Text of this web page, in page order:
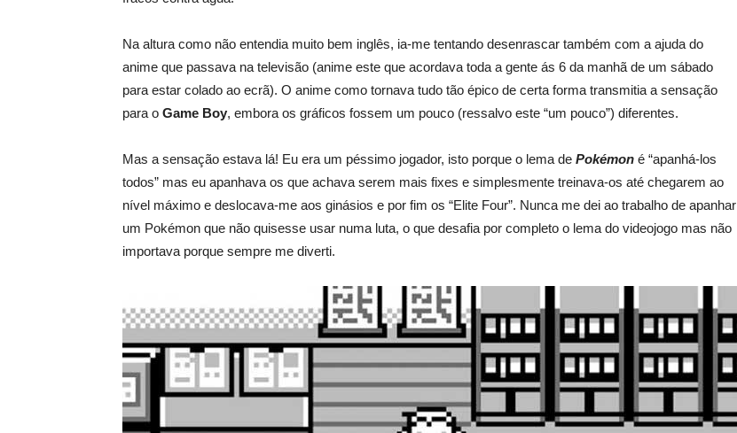
Na altura como não entendia muito bem inglês, ia-me tentando desenrascar também com a ajuda do
anime que passava na televisão (anime este que acordava toda a gente ás 6 da manhã de um sábado
para estar colado ao ecrã). O anime como tornava tudo tão épico de certa forma transmitia a sensação
para o Game Boy, embora os gráficos fossem um pouco (ressalvo este “um pouco”) diferentes.
Mas a sensação estava lá! Eu era um péssimo jogador, isto porque o lema de Pokémon é “apanhá-los
todos” mas eu apanhava os que achava serem mais fixes e simplesmente treinava-os até chegarem ao
nível máximo e deslocava-me aos ginásios e por fim os “Elite Four”. Nunca me dei ao trabalho de apanhar
um Pokémon que não quisesse usar numa luta, o que desafia por completo o lema do videojogo mas não
importava porque sempre me diverti.